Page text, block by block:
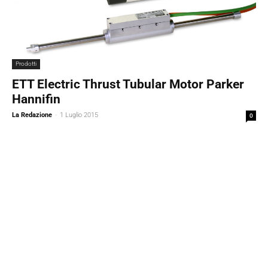
Prodotti
ETT Electric Thrust Tubular Motor Parker
Hannifin
La Redazione - 1 Luglio 2015 0